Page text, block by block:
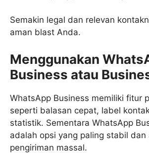
Semakin legal dan relevan
aman blast Anda.
Menggunakan
Business atau
WhatsApp Business memiliki fitur
seperti balasan cepat, label
statistik. Sementara WhatsApp
adalah opsi yang paling stabil dan
pengiriman massal.